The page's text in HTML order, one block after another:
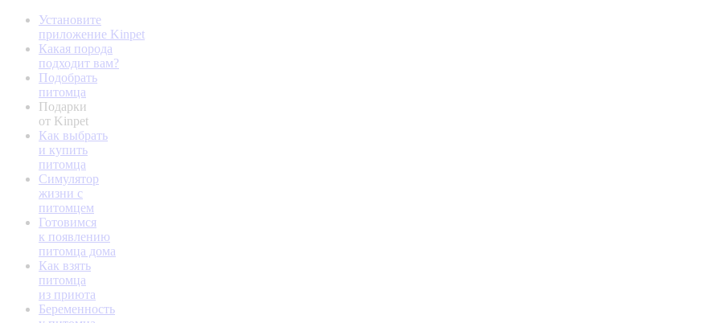
Установите
приложение Kinpet
Какая порода
подходит вам?
Подобрать
питомца
Подарки
от Kinpet
Как выбрать
и купить
питомца
Симулятор
жизни с
питомцем
Готовимся
к появлению
питомца дома
Как взять
питомца
из приюта
Беременность